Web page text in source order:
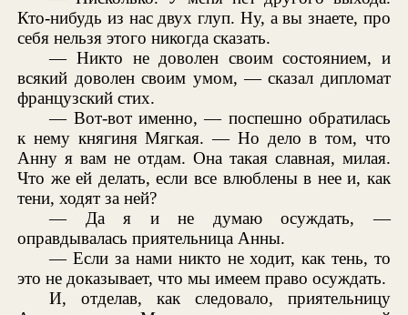
Кто-нибудь из нас двух глуп. Ну, а вы знаете, про
себя нельзя этого никогда сказать.
— Никто не доволен своим состоянием, и
всякий доволен своим умом, — сказал дипломат
французский стих.
— Вот-вот именно, — поспешно обратилась
к нему княгиня Мягкая. — Но дело в том, что
Анну я вам не отдам. Она такая славная, милая.
Что же ей делать, если все влюблены в нее и, как
тени, ходят за ней?
— Да я и не думаю осуждать, —
оправдывалась приятельница Анны.
— Если за нами никто не ходит, как тень, то
это не доказывает, что мы имеем право осуждать.
И, отделав, как следовало, приятельницу